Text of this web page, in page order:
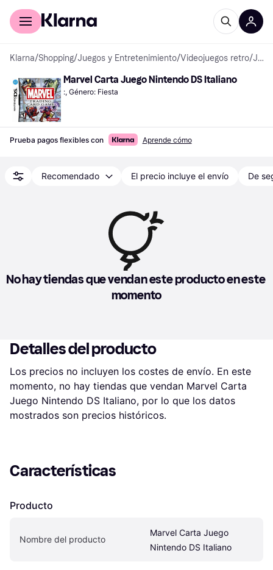
Comprar con Klarna
Klarna/Shopping/Juegos y Entretenimiento/Videojuegos retro/ Juegos Nintendo DS
Marvel Carta Juego Nintendo DS Italiano
:, Género: Fiesta
Prueba pagos flexibles con Aprende cómo
Recomendado El precio incluye el envío De
No hay tiendas que vendan este producto en este
momento
Detalles del producto
Los precios no incluyen los costes de envío. En este
momento, no hay tiendas que vendan Marvel Carta
Juego Nintendo DS Italiano, por lo que los datos
mostrados son precios históricos.
Características
Producto
Nombre del producto
Marvel Carta Juego
Nintendo DS Italiano